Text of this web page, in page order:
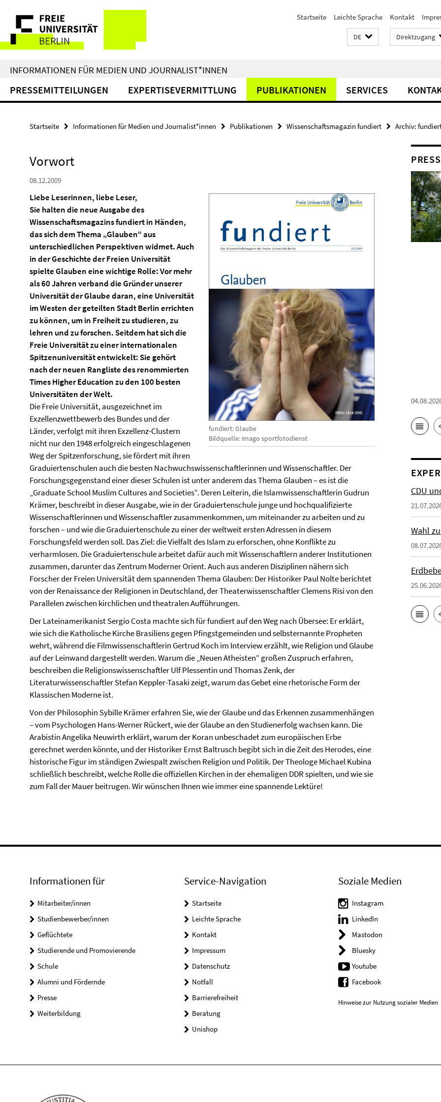
direkt
Inhalt
Service-
Navigation
Startseite Leichte Sprache Kontakt
DE Direktzugang
INFORMATIONEN FÜR MEDIEN UND JOURNALIST*INNEN
PRESSEMITTEILUNGEN EXPERTISEVERMITTLUNG PUBLIKATIONEN SERVICES
Startseite Informationen für Medien und Journalist*innen Publikationen Wissenschaftsmagazin fundiert Archiv:
Vorwort
08.12.2009
fundiert: Glaube
Bildquelle: imago sportfotodienst
Liebe Leserinnen, liebe Leser,
Sie halten die neue Ausgabe des
Wissenschaftsmagazins fundiert in Händen,
das sich dem Thema „Glauben“ aus
unterschiedlichen Perspektiven widmet. Auch
in der Geschichte der Freien Universität
spielte Glauben eine wichtige Rolle: Vor mehr
als 60 Jahren verband die Gründer unserer
Universität der Glaube daran, eine Universität
im Westen der geteilten Stadt Berlin errichten
zu können, um in Freiheit zu studieren, zu
lehren und zu forschen. Seitdem hat sich die
Freie Universität zu einer internationalen
Spitzenuniversität entwickelt: Sie gehört
nach der neuen Rangliste des renommierten
Times Higher Education zu den 100 besten
Universitäten der Welt.
Die Freie Universität, ausgezeichnet im
Exzellenzwettbewerb des Bundes und der
Länder, verfolgt mit ihren Exzellenz-Clustern
nicht nur den 1948 erfolgreich eingeschlagenen
Weg der Spitzenforschung, sie fördert mit ihren
Graduiertenschulen auch die besten Nachwuchswissenschaftlerinnen und Wissenschaftler. Der
Forschungsgegenstand einer dieser Schulen ist unter anderem das Thema Glauben – es ist die
„Graduate School Muslim Cultures and Societies“. Deren Leiterin, die Islamwissenschaftlerin Gudrun
Krämer, beschreibt in dieser Ausgabe, wie in der Graduiertenschule junge und hochqualifizierte
Wissenschaftlerinnen und Wissenschaftler zusammenkommen, um miteinander zu arbeiten und zu
forschen – und wie die Graduiertenschule zu einer der weltweit ersten Adressen in diesem
Forschungsfeld werden soll. Das Ziel: die Vielfalt des Islam zu erforschen, ohne Konflikte zu
verharmlosen. Die Graduiertenschule arbeitet dafür auch mit Wissenschaftlern anderer Institutionen
zusammen, darunter das Zentrum Moderner Orient. Auch aus anderen Disziplinen nähern sich
Forscher der Freien Universität dem spannenden Thema Glauben: Der Historiker Paul Nolte berichtet
von der Renaissance der Religionen in Deutschland, der Theaterwissenschaftler Clemens Risi von den
Parallelen zwischen kirchlichen und theatralen Aufführungen.
Der Lateinamerikanist Sergio Costa machte sich für fundiert auf den Weg nach Übersee: Er erklärt,
wie sich die Katholische Kirche Brasiliens gegen Pfingstgemeinden und selbsternannte Propheten
wehrt, während die Filmwissenschaftlerin Gertrud Koch im Interview erzählt, wie Religion und Glaube
auf der Leinwand dargestellt werden. Warum die „Neuen Atheisten“ großen Zuspruch erfahren,
beschreiben die Religionswissenschaftler Ulf Plessentin und Thomas Zenk, der
Literaturwissenschaftler Stefan Keppler-Tasaki zeigt, warum das Gebet eine rhetorische Form der
Klassischen Moderne ist.
Von der Philosophin Sybille Krämer erfahren Sie, wie der Glaube und das Erkennen zusammenhängen
– vom Psychologen Hans-Werner Rückert, wie der Glaube an den Studienerfolg wachsen kann. Die
Arabistin Angelika Neuwirth erklärt, warum der Koran unbeschadet zum europäischen Erbe
gerechnet werden könnte, und der Historiker Ernst Baltrusch begibt sich in die Zeit des Herodes, eine
historische Figur im ständigen Zwiespalt zwischen Religion und Politik. Der Theologe Michael Kubina
schließlich beschreibt, welche Rolle die offiziellen Kirchen in der ehemaligen DDR spielten, und wie sie
zum Fall der Mauer beitrugen. Wir wünschen Ihnen wie immer eine spannende Lektüre!
CDU
Wahl
Informationen für
Mitarbeiter/innen
Studienbewerber/innen
Geflüchtete
Studierende und Promovierende
Schule
Alumni und Fördernde
Presse
Weiterbildung
Service-Navigation
Startseite
Leichte Sprache
Kontakt
Impressum
Datenschutz
Notfall
Barrierefreiheit
Beratung
Unishop
Soziale Medien
Instagram
LinkedIn
Mastodon
Bluesky
Youtube
Facebook
Hinweise zur Nutzung sozialer Medien